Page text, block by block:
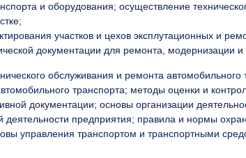
и оборудования; осуществление
участков и цехов эксплутационных и
документации для ремонта, модернизации
обслуживания и ремонта
транспорта; методы оценки и
документации; основы организации
деятельности предприятия; правила и нормы
управления транспортом и транспортными